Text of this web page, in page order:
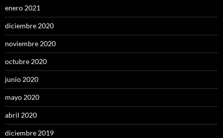
enero 2021
diciembre 2020
noviembre 2020
octubre 2020
junio 2020
mayo 2020
abril 2020
diciembre 2019